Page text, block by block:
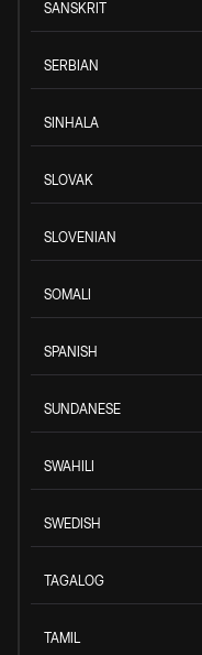
SANSKRIT
SERBIAN
SINHALA
SLOVAK
SLOVENIAN
SOMALI
SPANISH
SUNDANESE
SWAHILI
SWEDISH
TAGALOG
TAMIL